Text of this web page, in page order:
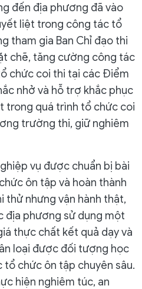
đến địa phương đã vào
liệt trong công tác tổ
tham gia Ban Chỉ đạo thi
chẽ, tăng cường công tác
chức coi thi tại các Điểm
nhở và hỗ trợ khắc phục
trong quá trình tổ chức coi
trường thi, giữ nghiêm
vụ được chuẩn bị bài
ôn tập và hoàn thành
nhưng vận hành thật,
địa phương sử dụng một
thực chất kết quả dạy và
loại được đối tượng học
chức ôn tập chuyên sâu.
hiện nghiêm túc, an